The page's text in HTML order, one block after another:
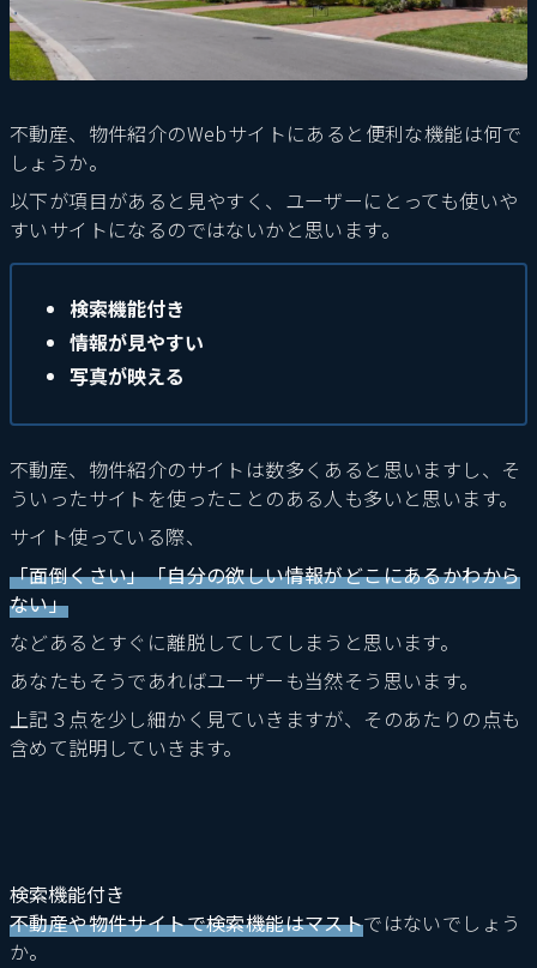
不動産、物件紹介のWebサイトにあると便利な機能は何で
しょうか。
以下が項目があると見やすく、ユーザーにとっても使いや
すいサイトになるのではないかと思います。
検索機能付き
情報が見やすい
写真が映える
不動産、物件紹介のサイトは数多くあると思いますし、そ
ういったサイトを使ったことのある人も多いと思います。
サイト使っている際、
「面倒くさい」「自分の欲しい情報がどこにあるかわから
ない」
などあるとすぐに離脱してしてしまうと思います。
あなたもそうであればユーザーも当然そう思います。
上記３点を少し細かく見ていきますが、そのあたりの点も
含めて説明していきます。
検索機能付き
不動産や物件サイトで検索機能はマストではないでしょう
か。